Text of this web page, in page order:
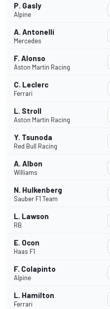
P. Gasly
Alpine
A. Antonelli
Mercedes
F. Alonso
Aston Martin Racing
C. Leclerc
Ferrari
L. Stroll
Aston Martin Racing
Y. Tsunoda
Red Bull Racing
A. Albon
Williams
N. Hulkenberg
Sauber F1 Team
L. Lawson
RB
E. Ocon
Haas F1
F. Colapinto
Alpine
L. Hamilton
Ferrari